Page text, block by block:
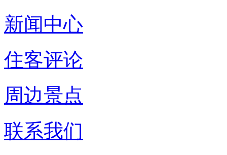
新闻中心
住客评论
周边景点
联系我们